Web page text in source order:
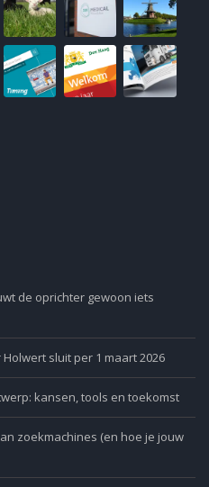
de oprichter gewoon iets
sluit per 1 maart 2026
kansen, tools en toekomst
zoekmachines (en hoe je jouw